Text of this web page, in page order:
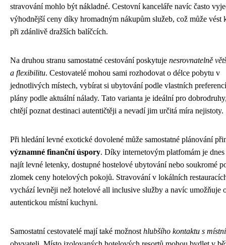
stravování mohlo být nákladné. Cestovní kanceláře navíc často
výhodnější ceny díky hromadným nákupům služeb, což může vést
při zdánlivě dražších balíčcích.
Na druhou stranu samostatné cestování poskytuje nesrovnatelně
a flexibilitu. Cestovatelé mohou sami rozhodovat o délce pobytu v
jednotlivých místech, vybírat si ubytování podle vlastních
plány podle aktuální nálady. Tato varianta je ideální pro
chtějí poznat destinaci autentičtěji a nevadí jim určitá míra nejistoty.
Při hledání levné exotické dovolené může samostatné plánování
významné finanční úspory. Díky internetovým platfomám je dnes
najít levné letenky, dostupné hostelové ubytování nebo soukromé
zlomek ceny hotelových pokojů. Stravování v lokálních
vychází levněji než hotelové all inclusive služby a navíc umožňuje
autentickou místní kuchyni.
Samostatní cestovatelé mají také možnost hlubšího kontaktu s